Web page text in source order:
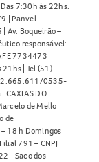
7:30h às 22hs.
| Panvel
Av. Boqueirão –
responsável:
7734473
21hs | Tel (51)
0535-
CAXIAS DO
de Mello
de
18 h Domingos
791 – CNPJ
- Saco dos